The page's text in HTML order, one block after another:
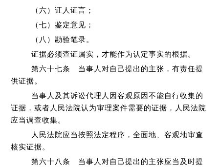
（六）证人证言；
（七）鉴定意见；
（八）勘验笔录。
证据必须查证属实，才能作为认定事实的根据。
第六十七条 当事人对自己提出的主张，有责任提
供证据。
当事人及其诉讼代理人因客观原因不能自行收集的
证据，或者人民法院认为审理案件需要的证据，人民法院
应当调查收集。
人民法院应当按照法定程序，全面地、客观地审查
核实证据。
第六十八条 当事人对自己提出的主张应当及时提